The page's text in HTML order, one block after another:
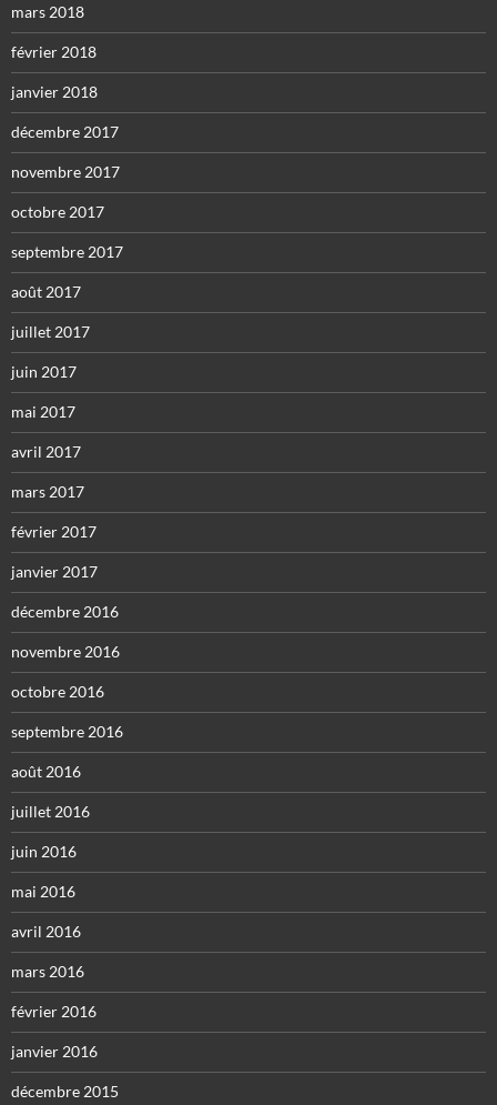
mars 2018
février 2018
janvier 2018
décembre 2017
novembre 2017
octobre 2017
septembre 2017
août 2017
juillet 2017
juin 2017
mai 2017
avril 2017
mars 2017
février 2017
janvier 2017
décembre 2016
novembre 2016
octobre 2016
septembre 2016
août 2016
juillet 2016
juin 2016
mai 2016
avril 2016
mars 2016
février 2016
janvier 2016
décembre 2015